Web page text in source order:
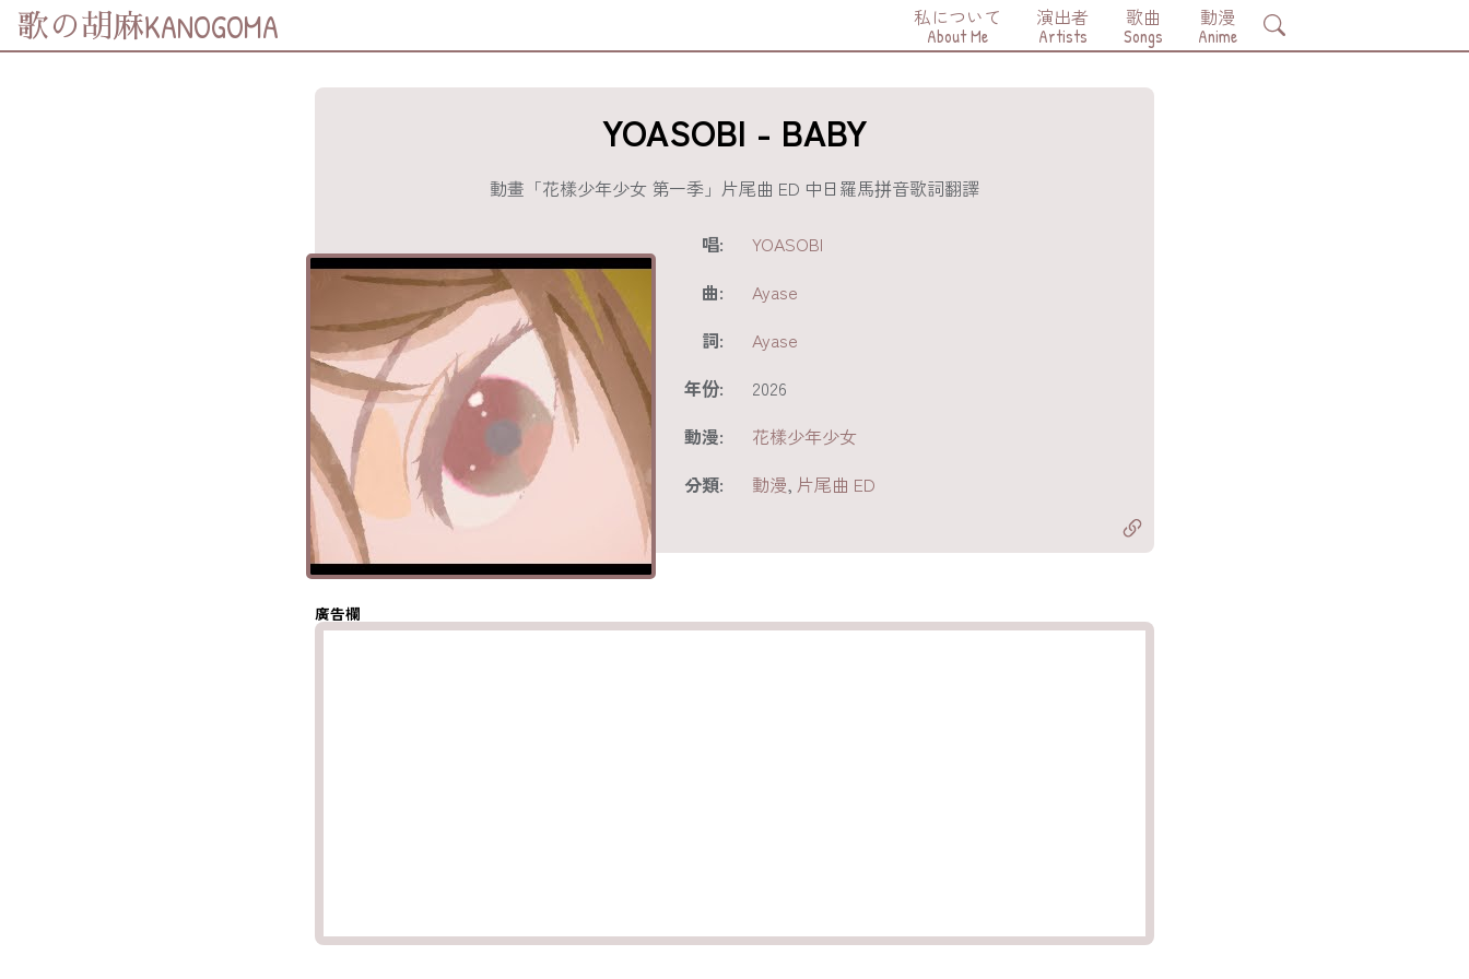
歌の胡麻KANOGOMA 私について
About Me
演出者
Artists
歌曲
Songs
動漫
Anime
Search
YOASOBI - BABY
動畫「花樣少年少女 第一季」片尾曲 ED 中日羅馬拼音歌詞翻譯
唱:
YOASOBI
曲:
Ayase
詞:
Ayase
年份:
2026
動漫:
花樣少年少女
分類:
動漫, 片尾曲 ED
分享至
Facebook
分享至 X
(Twitter)
分享至
Whatsapp
複製鏈結
廣告欄